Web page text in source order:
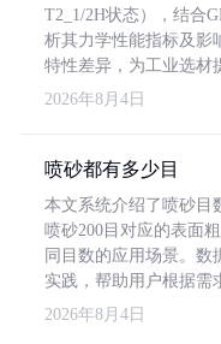
T2_1/2H状态），结合
析其力学性能指标及影
特性差异，为工业选材
2026年8月4日
喷砂都有多少目
本文系统介绍了喷砂目
喷砂200目对应的表面
同目数的应用场景。数
实践，帮助用户根据需
2026年8月4日